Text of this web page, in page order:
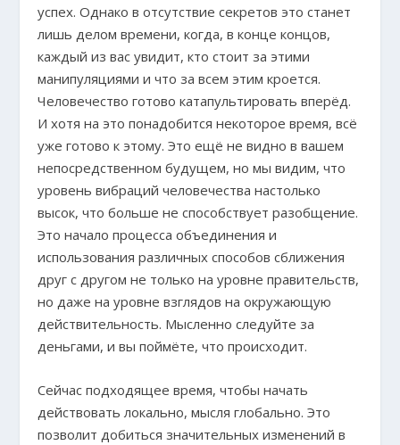
успех. Однако в отсутствие секретов это станет
лишь делом времени, когда, в конце концов,
каждый из вас увидит, кто стоит за этими
манипуляциями и что за всем этим кроется.
Человечество готово катапультировать вперёд.
И хотя на это понадобится некоторое время, всё
уже готово к этому. Это ещё не видно в вашем
непосредственном будущем, но мы видим, что
уровень вибраций человечества настолько
высок, что больше не способствует разобщение.
Это начало процесса объединения и
использования различных способов сближения
друг с другом не только на уровне правительств,
но даже на уровне взглядов на окружающую
действительность. Мысленно следуйте за
деньгами, и вы поймёте, что происходит.
Сейчас подходящее время, чтобы начать
действовать локально, мысля глобально. Это
позволит добиться значительных изменений в